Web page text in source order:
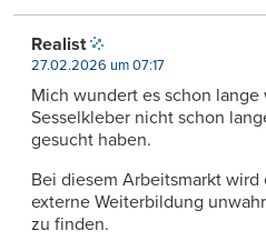
Realist
27.02.2026 um 07:17
Mich wundert es schon lange
Sesselkleber nicht schon
gesucht haben.
Bei diesem Arbeitsmarkt
externe Weiterbildung
zu finden.